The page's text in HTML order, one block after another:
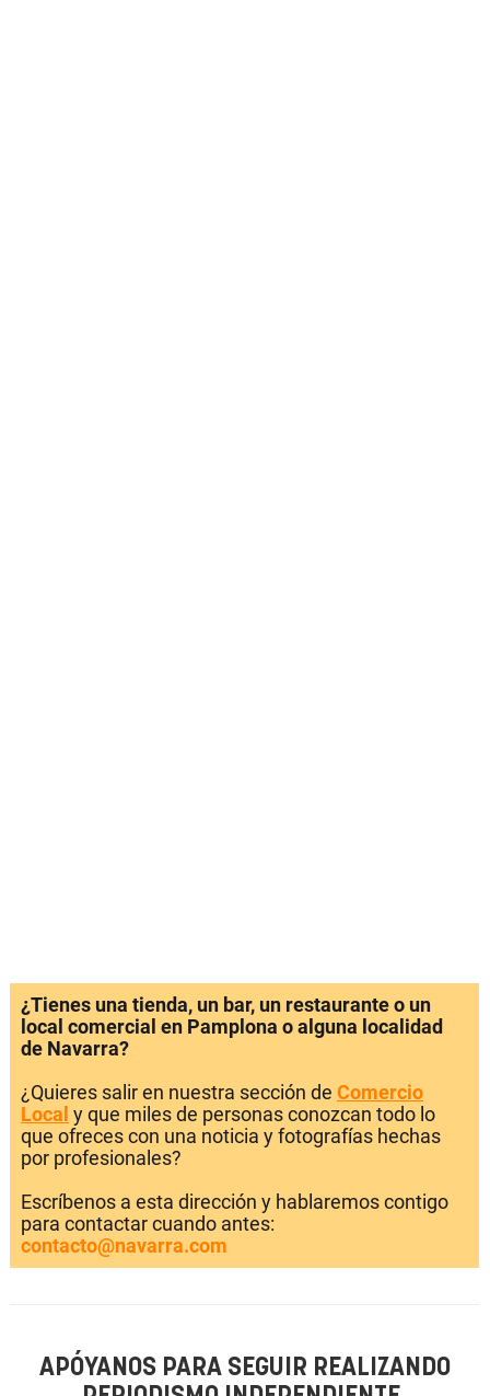
¿Tienes una tienda, un bar, un restaurante o un
local comercial en Pamplona o alguna localidad
de Navarra?
¿Quieres salir en nuestra sección de Comercio
Local y que miles de personas conozcan todo lo
que ofreces con una noticia y fotografías hechas
por profesionales?
Escríbenos a esta dirección y hablaremos contigo
para contactar cuando antes:
contacto@navarra.com
APÓYANOS PARA SEGUIR REALIZANDO